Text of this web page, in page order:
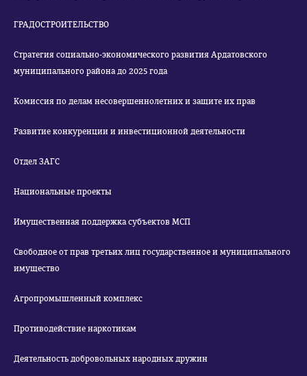
ГРАДОСТРОИТЕЛЬСТВО
Стратегия социально-экономического развития Ардатовского
муниципального района до 2025 года
Комиссия по делам несовершеннолетних и защите их прав
Развитие конкуренции и инвестиционной деятельности
Отдел ЗАГС
Национальные проекты
Имущественная поддержка субъектов МСП
Свободное от прав третьих лиц государственное и муниципального
имущество
Агропромышленный комплекс
Противодействие наркотикам
Деятельность добровольных народных дружин